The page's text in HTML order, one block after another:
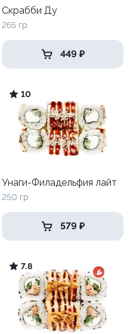
Скрабби Ду
265 гр
449 ₽
10
Унаги-Филадельфия лайт
250 гр
579 ₽
7.8